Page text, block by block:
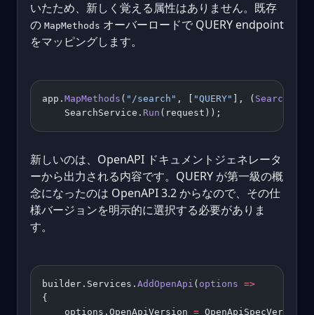
いたため、新しく覚える属性はありません。既存
の MapMethods オーバーロードで QUERY endpoint
をマッピングします。
app. MapMethods ( "/search" , [ "QUERY" ], (
    SearchService.
Run (request));
新しいのは、OpenAPI ドキュメントジェネレータ
ーから出力される内容です。QUERY が第一級の概
念になったのは OpenAPI 3.2 からなので、その仕
様バージョンを明示的に選択する必要がありま
す。
builder.Services. AddOpenApi ( options =>
{
    options.OpenApiVersion
=